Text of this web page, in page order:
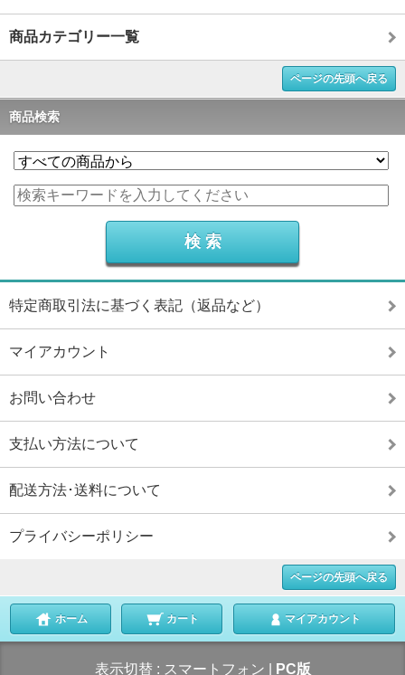
商品カテゴリー一覧
ページの先頭へ戻る
商品検索
特定商取引法に基づく表記（返品など）
マイアカウント
お問い合わせ
支払い方法について
配送方法･送料について
プライバシーポリシー
ページの先頭へ戻る
ホーム カート マイアカウント
表示切替 : スマートフォン PC版